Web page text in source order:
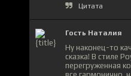
Цитата
Гость Наталия
Ну наконец-то
сказка! В стиле
перегруженная